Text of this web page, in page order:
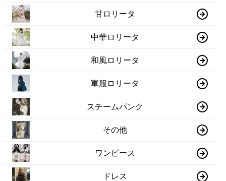
甘ロリータ
中華ロリータ
和風ロリータ
軍服ロリータ
スチームパンク
その他
ワンピース
ドレス